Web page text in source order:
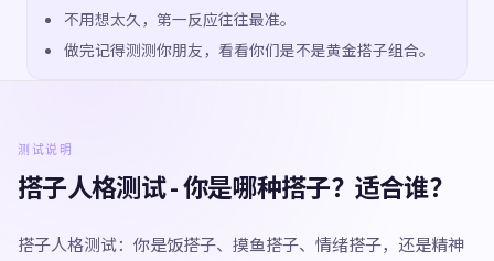
不用想太久，第一反应往往最准。
做完记得测测你朋友，看看你们是不是黄金搭子组合。
测试说明
搭子人格测试 - 你是哪种搭子？适合谁？
搭子人格测试：你是饭搭子、摸鱼搭子、情绪搭子，还是精神